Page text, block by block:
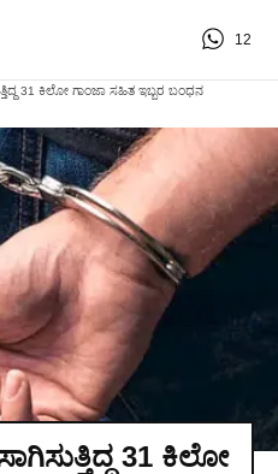
12
31 ಕಿಲೋ ಗಾಂಜಾ ಸಹಿತ ಇಬ್ಬರ ಬಂಧನ
31 ಕಿಲೋ